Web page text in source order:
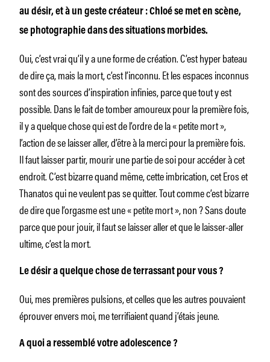
au désir, et à un geste créateur : Chloé se met en scène,
se photographie dans des situations morbides.
Oui, c’est vrai qu’il y a une forme de création. C’est hyper bateau
de dire ça, mais la mort, c’est l’inconnu. Et les espaces inconnus
sont des sources d’inspiration infinies, parce que tout y est
possible. Dans le fait de tomber amoureux pour la première fois,
il y a quelque chose qui est de l’ordre de la « petite mort »,
l’action de se laisser aller, d’être à la merci pour la première fois.
Il faut laisser partir, mourir une partie de soi pour accéder à cet
endroit. C’est bizarre quand même, cette imbrication, cet Eros et
Thanatos qui ne veulent pas se quitter. Tout comme c’est bizarre
de dire que l’orgasme est une « petite mort », non ? Sans doute
parce que pour jouir, il faut se laisser aller et que le laisser-aller
ultime, c’est la mort.
Le désir a quelque chose de terrassant pour vous ?
Oui, mes premières pulsions, et celles que les autres pouvaient
éprouver envers moi, me terrifiaient quand j’étais jeune.
A quoi a ressemblé votre adolescence ?